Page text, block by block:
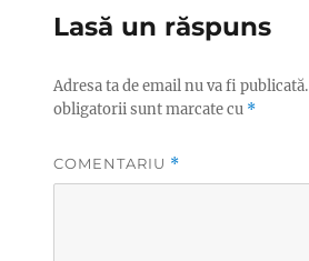
Lasă un răspuns
Adresa ta de email nu va fi publicată.
obligatorii sunt marcate cu *
COMENTARIU *